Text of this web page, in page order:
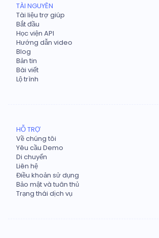
TÀI NGUYÊN
Tài liệu trợ giúp
Bắt đầu
Học viện API
Hướng dẫn video
Blog
Bản tin
Bài viết
Lộ trình
HỖ TRỢ
Về chúng tôi
Yêu cầu Demo
Di chuyển
Liên hệ
Điều khoản sử dụng
Bảo mật và tuân thủ
Trạng thái dịch vụ